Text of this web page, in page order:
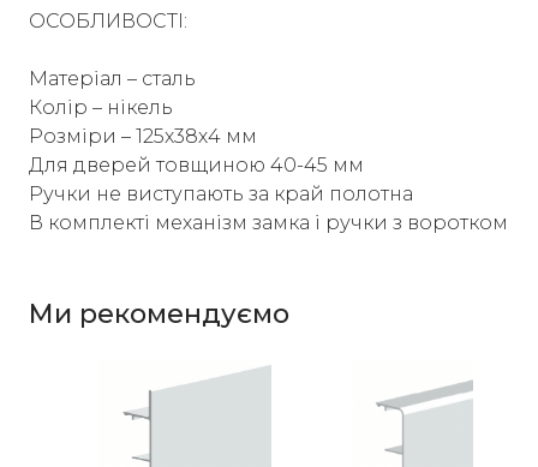
ОСОБЛИВОСТІ:
Матеріал – сталь
Колір – нікель
Розміри – 125x38х4 мм
Для дверей товщиною 40-45 мм
Ручки не виступають за край полотна
В комплекті механізм замка і ручки з воротком
Ми рекомендуємо